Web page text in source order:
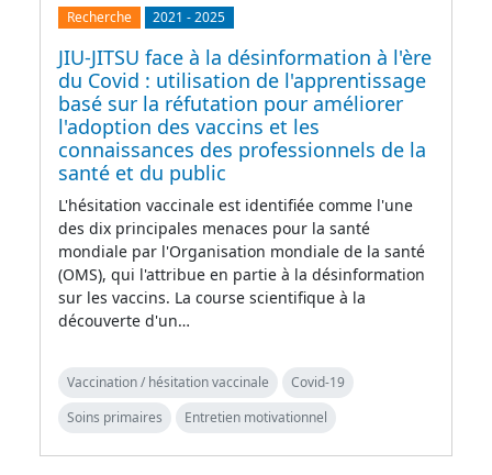
Recherche 2021 -2025
JIU-JITSU face à la désinformation à l'ère
du Covid : utilisation de l'apprentissage
basé sur la réfutation pour améliorer
l'adoption des vaccins et les
connaissances des professionnels de la
santé et du public
L'hésitation vaccinale est identifiée comme l'une
des dix principales menaces pour la santé
mondiale par l'Organisation mondiale de la santé
(OMS), qui l'attribue en partie à la désinformation
sur les vaccins. La course scientifique à la
découverte d'un…
Vaccination / hésitation vaccinale
Covid-19
Soins primaires
Entretien motivationnel